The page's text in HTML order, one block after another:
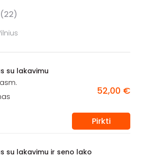
(22)
su lakavimu
52,00 €
Pirkti
su lakavimu ir seno lako